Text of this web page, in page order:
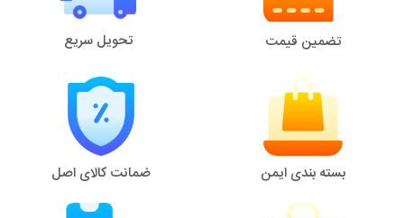
تضمین قیمت تحویل سریع
بسته بندی ایمن ضمانت کالای اصل